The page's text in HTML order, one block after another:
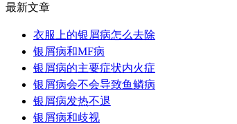
最新文章
衣服上的银屑病怎么去除
银屑病和MF病
银屑病的主要症状内火症
银屑病会不会导致鱼鳞病
银屑病发热不退
银屑病和歧视